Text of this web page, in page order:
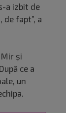
a izbit de
fapt”, a
și
ce a
un